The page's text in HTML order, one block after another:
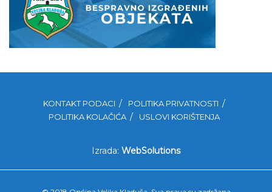
KONTAKT PODACI
POLITIKA PRIVATNOSTI
POLITIKA KOLAČIĆA
USLOVI KORIŠTENJA
Izrada: WebSolutions